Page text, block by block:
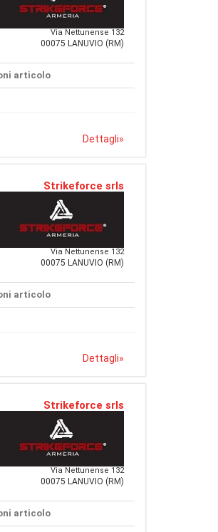
Via Nettunense 132
00075 LANUVIO (RM)
articolo
Dettagli»
Strikeforce srls
Via Nettunense 132
00075 LANUVIO (RM)
articolo
Dettagli»
Strikeforce srls
Via Nettunense 132
00075 LANUVIO (RM)
articolo